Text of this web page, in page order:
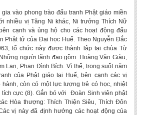
phong trào đấu tranh Phật giáo miền
nhiều vị Tăng Ni khác, Ni trưởng Thích Nữ
cạnh và ủng hộ cho các hoạt động đấu
Phật tử của Đại học Huế. Theo Nguyễn Đắc
tổ chức này được thành lập tại chùa Từ
người lãnh đạo gồm: Hoàng Văn Giàu,
Lan, Phan Đình Bích. Vì thế, trong suốt năm
của Phật giáo tại Huế, bên cạnh các vị
hành, còn có một lực lượng trẻ có học, nhiệt
tích cực (8). Gắn bó với Đoàn Sinh viên phật
Hòa thượng: Thích Thiện Siêu, Thích Đôn
vị này đã định hướng các hoạt động của